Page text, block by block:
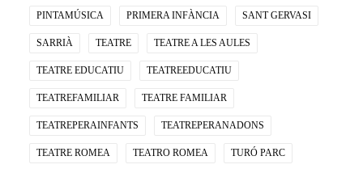
PINTAMÚSICA PRIMERA INFÀNCIA SANT GERVASI
SARRIÀ TEATRE TEATRE A LES AULES
TEATRE EDUCATIU TEATREEDUCATIU
TEATREFAMILIAR TEATRE FAMILIAR
TEATREPERAINFANTS TEATREPERANADONS
TEATRE ROMEA TEATRO ROMEA TURÓ PARC